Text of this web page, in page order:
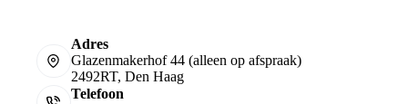
Adres
Glazenmakerhof 44 (alleen op afspraak)
2492RT, Den Haag
Telefoon